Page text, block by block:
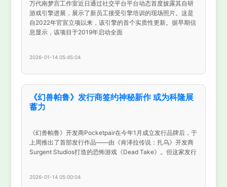
万代南梦宫工作室近日通过社交平台平台动态首度披露其自研
游戏引擎进展，展示了新员工接受引擎培训的现场照片。这是
自2022年官宣立项以来，该引擎的首个实质性更新。据早期信
息显示，该项目于2019年启动全面
2026-01-14 05:45:04
《幻兽帕鲁》发行商签约神秘新作 或为科隆展
蓄力
《幻兽帕鲁》开发商Pocketpair在今年1月成立发行品牌后，于
上周推出了首部发行作品——由《肯泽拉传说：扎乌》开发商
Surgent Studios打造的恐怖游戏《Dead Take》。但这家发行
2026-01-14 05:00:04